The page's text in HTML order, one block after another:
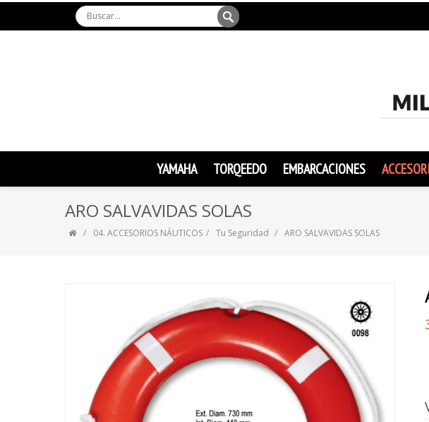
YAMAHA TORQEEDO EMBARCACIONES
ARO SALVAVIDAS SOLAS
04. ACCESORIOS NÁUTICOS Tu Seguridad ARO SALVAVIDAS SOLAS